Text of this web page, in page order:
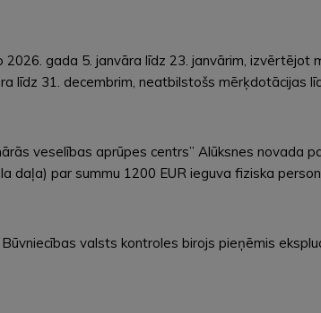
gada 5. janvāra līdz 23. janvārim,
līdz 31. decembrim, neatbilstošs mērķdotācijas
veselības aprūpes centrs” Alūksnes
daļa) par summu 1200 EUR ieguva fiziska
valsts kontroles birojs pieņēmis